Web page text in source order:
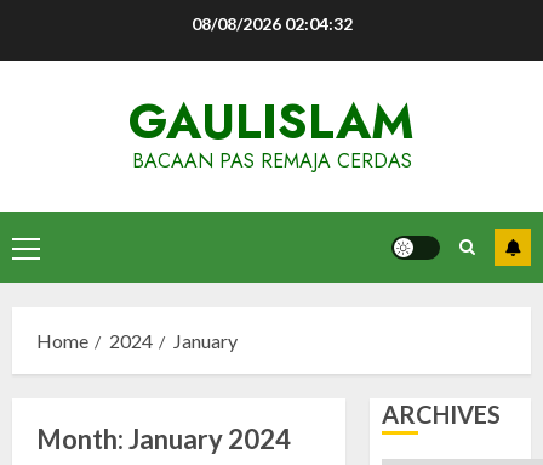
08/08/2026 02:04:33
GAULISLAM
BACAAN PAS REMAJA CERDAS
Primary
Menu
Home 2024 January
Month:January 2024
ARCHIVES